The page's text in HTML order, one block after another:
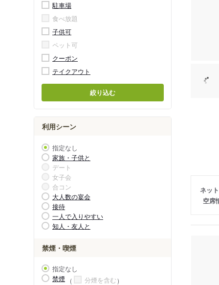
駐車場
食べ放題
子供可
ペット可
クーポン
テイクアウト
絞り込む
利用シーン
指定なし
家族・子供と
デート
女子会
合コン
大人数の宴会
接待
一人で入りやすい
知人・友人と
禁煙・喫煙
指定なし
禁煙
分煙を含む
ネッ
空席